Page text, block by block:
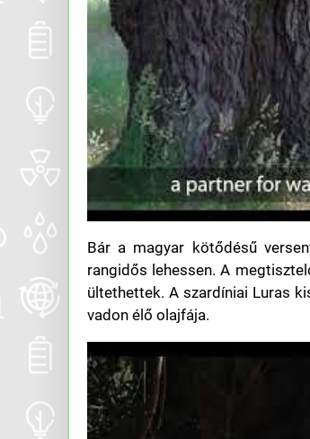
Bár a magyar kötődésű
rangidős lehessen. A
ültethettek. A szardíniai Luras
vadon élő olajfája.